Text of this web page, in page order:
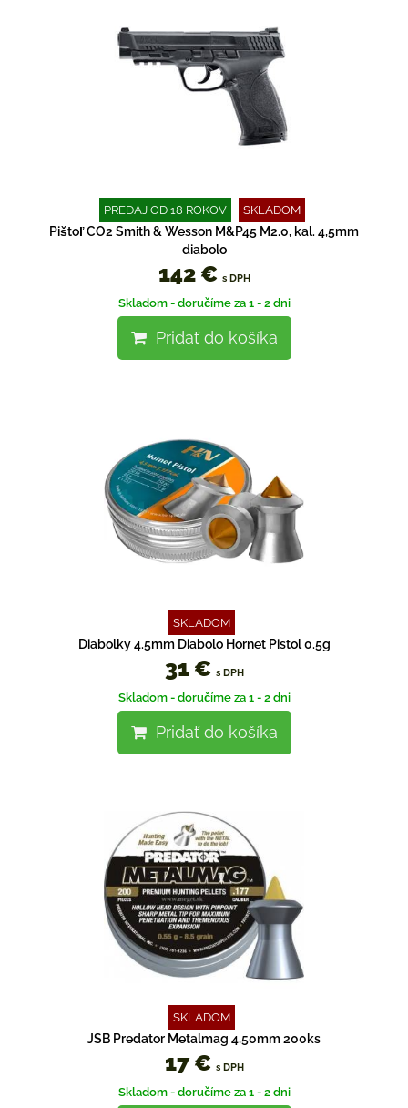
PREDAJ OD 18 ROKOV SKLADOM
Pištoľ CO2 Smith & Wesson M&P45 M2.0, kal. 4,5mm
diabolo
142 € s DPH
Skladom - doručíme za 1 - 2 dni
Pridať do košíka
SKLADOM
Diabolky 4.5mm Diabolo Hornet Pistol 0.5g
31 € s DPH
Skladom - doručíme za 1 - 2 dni
Pridať do košíka
SKLADOM
JSB Predator Metalmag 4,50mm 200ks
17 € s DPH
Skladom - doručíme za 1 - 2 dni